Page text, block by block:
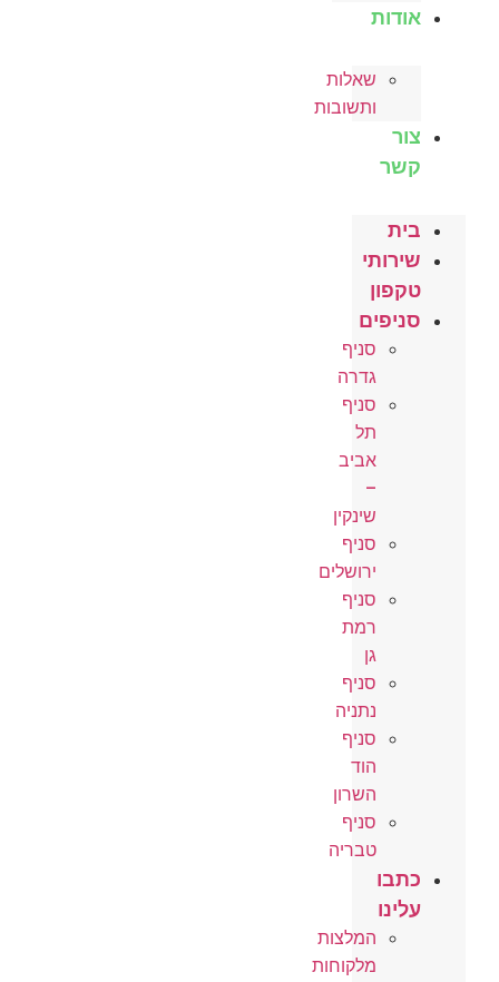
אודות
שאלות
ותשובות
צור
קשר
בית
שירותי
טקפון
סניפים
סניף
גדרה
סניף
תל
אביב
–
שינקין
סניף
ירושלים
סניף
רמת
גן
סניף
נתניה
סניף
הוד
השרון
סניף
טבריה
כתבו
עלינו
המלצות
מלקוחות